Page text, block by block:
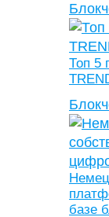
Топ 5
базе